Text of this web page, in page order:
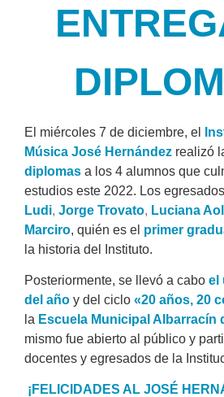
El miércoles 7 de diciembre, el
Música José Hernández realizó
diplomas a los 4 alumnos que
estudios este 2022. Los
Ludi, Jorge Trovato, Luciana
Marciro, quién es el primer
la historia del Instituto.
Posteriormente, se llevó a cabo el
del año y del ciclo «20 años, 20
la Escuela Municipal Albarracín
mismo fue abierto al público y
docentes y egresados de la
¡FELICIDADES AL JOSÉ